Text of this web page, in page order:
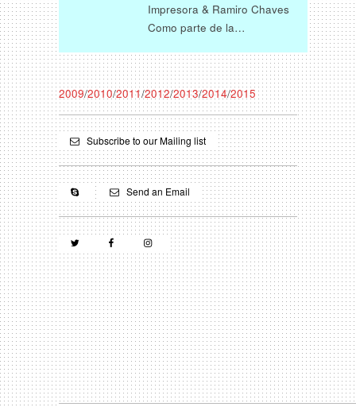
Impresora & Ramiro Chaves
Como parte de la…
2009/2010/2011/2012/2013/2014/2015
Subscribe to our Mailing list
Send an Email